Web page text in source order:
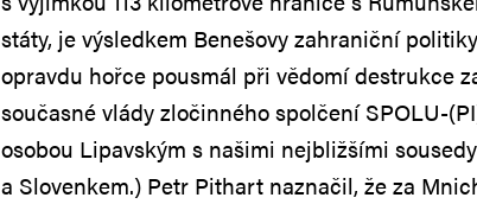
státy, je výsledkem Benešovy zahraniční
opravdu hořce pousmál při vědomí destrukce
současné vlády zločinného spolčení SPOLU-
osobou Lipavským s našimi nejbližšími
a Slovenkem.) Petr Pithart naznačil, že za